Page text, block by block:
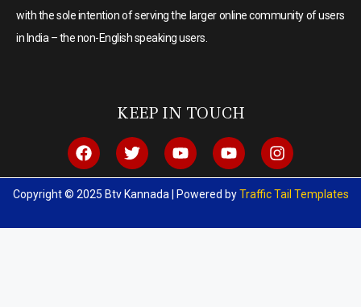
with the sole intention of serving the larger online community of users
in India – the non-English speaking users.
KEEP IN TOUCH
Copyright © 2025 Btv Kannada | Powered byTraffic Tail Templates